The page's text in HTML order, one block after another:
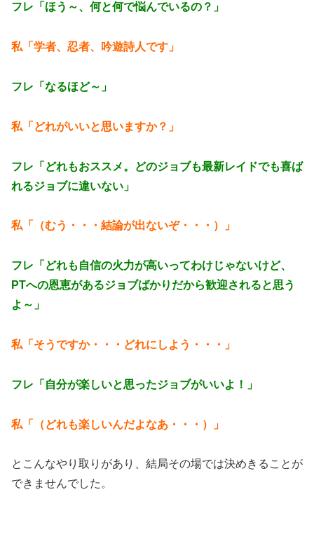
フレ「ほう～、何と何で悩んでいるの？」
私「学者、忍者、吟遊詩人です」
フレ「なるほど～」
私「どれがいいと思いますか？」
フレ「どれもおススメ。どのジョブも最新レイドでも喜ば
れるジョブに違いない」
私「（むう・・・結論が出ないぞ・・・）」
フレ「どれも自信の火力が高いってわけじゃないけど、
PTへの恩恵があるジョブばかりだから歓迎されると思う
よ～」
私「そうですか・・・どれにしよう・・・」
フレ「自分が楽しいと思ったジョブがいいよ！」
私「（どれも楽しいんだよなあ・・・）」
とこんなやり取りがあり、結局その場では決めきることが
できませんでした。